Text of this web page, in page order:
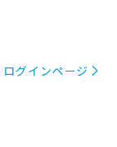
グインページ